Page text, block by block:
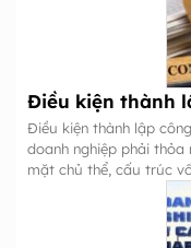
Điều kiện thành
Điều kiện thành lập
doanh nghiệp phải
mặt chủ thể, cấu trúc